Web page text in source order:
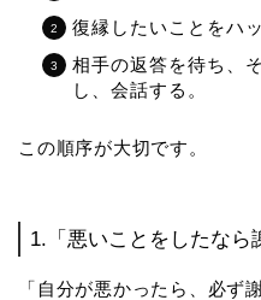
復縁したいことをハ
相手の返答を待ち、
し、会話する。
この順序が大切です。
1.「悪いことをしたなら
「自分が悪かったら、必ず